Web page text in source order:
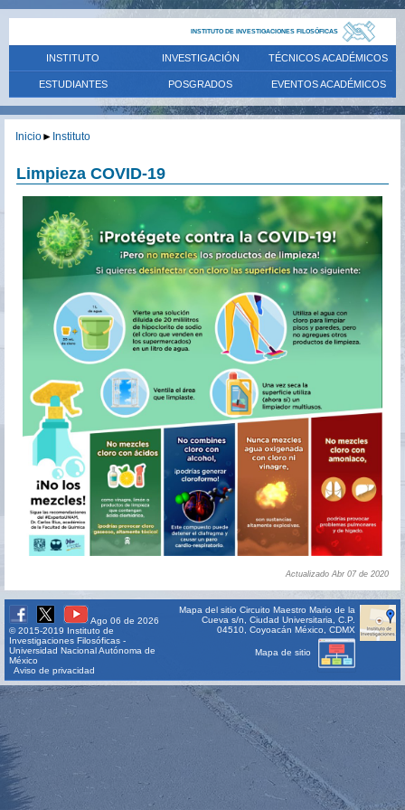
INSTITUTO DE INVESTIGACIONES FILOSÓFICAS
INSTITUTO INVESTIGACIÓN TÉCNICOS ACADÉMICOS
ESTUDIANTES POSGRADOS EVENTOS ACADÉMICOS
Inicio► Instituto
Limpieza COVID-19
Actualizado Abr 07 de 2020
Ago 06 de 2026
© 2015-2019 Instituto de
Investigaciones Filosóficas -
Universidad Nacional Autónoma de
México
Aviso de privacidad
Mapa del sitio Circuito Maestro Mario de la
Cueva s/n, Ciudad Universitaria, C.P.
04510, Coyoacán México, CDMX
Mapa de sitio